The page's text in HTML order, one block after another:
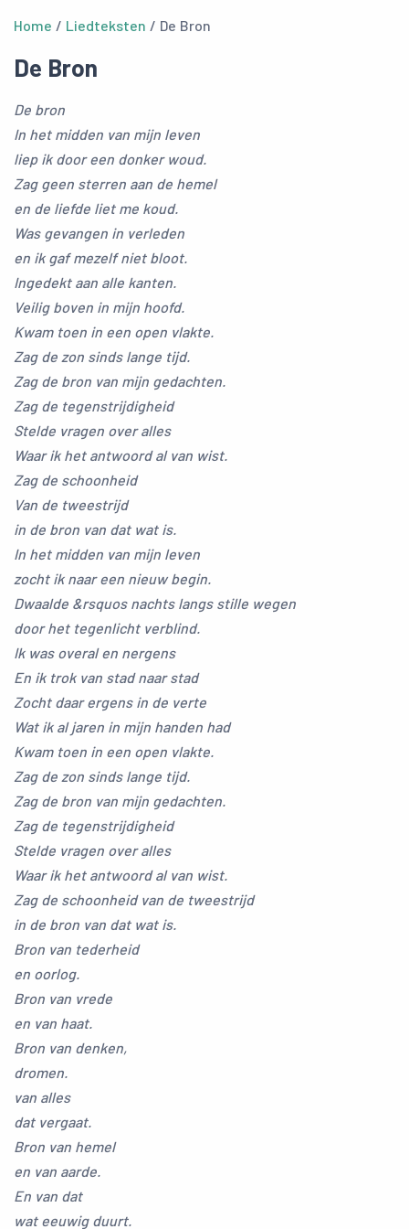
Home / Liedteksten / De Bron
De Bron
De bron
In het midden van mijn leven
liep ik door een donker woud.
Zag geen sterren aan de hemel
en de liefde liet me koud.
Was gevangen in verleden
en ik gaf mezelf niet bloot.
Ingedekt aan alle kanten.
Veilig boven in mijn hoofd.
Kwam toen in een open vlakte.
Zag de zon sinds lange tijd.
Zag de bron van mijn gedachten.
Zag de tegenstrijdigheid
Stelde vragen over alles
Waar ik het antwoord al van wist.
Zag de schoonheid
Van de tweestrijd
in de bron van dat wat is.
In het midden van mijn leven
zocht ik naar een nieuw begin.
Dwaalde &rsquos nachts langs stille wegen
door het tegenlicht verblind.
Ik was overal en nergens
En ik trok van stad naar stad
Zocht daar ergens in de verte
Wat ik al jaren in mijn handen had
Kwam toen in een open vlakte.
Zag de zon sinds lange tijd.
Zag de bron van mijn gedachten.
Zag de tegenstrijdigheid
Stelde vragen over alles
Waar ik het antwoord al van wist.
Zag de schoonheid van de tweestrijd
in de bron van dat wat is.
Bron van tederheid
en oorlog.
Bron van vrede
en van haat.
Bron van denken,
dromen.
van alles
dat vergaat.
Bron van hemel
en van aarde.
En van dat
wat eeuwig duurt.